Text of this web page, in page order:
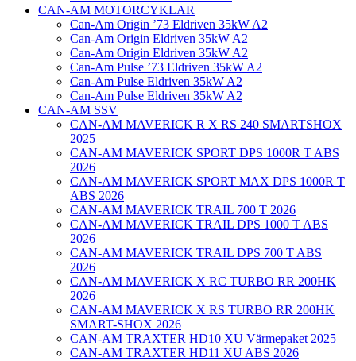
CAN-AM MOTORCYKLAR
Can-Am Origin ’73 Eldriven 35kW A2
Can-Am Origin Eldriven 35kW A2
Can-Am Origin Eldriven 35kW A2
Can-Am Pulse ’73 Eldriven 35kW A2
Can-Am Pulse Eldriven 35kW A2
Can-Am Pulse Eldriven 35kW A2
CAN-AM SSV
CAN-AM MAVERICK R X RS 240 SMARTSHOX
2025
CAN-AM MAVERICK SPORT DPS 1000R T ABS
2026
CAN-AM MAVERICK SPORT MAX DPS 1000R T
ABS 2026
CAN-AM MAVERICK TRAIL 700 T 2026
CAN-AM MAVERICK TRAIL DPS 1000 T ABS
2026
CAN-AM MAVERICK TRAIL DPS 700 T ABS
2026
CAN-AM MAVERICK X RC TURBO RR 200HK
2026
CAN-AM MAVERICK X RS TURBO RR 200HK
SMART-SHOX 2026
CAN-AM TRAXTER HD10 XU Värmepaket 2025
CAN-AM TRAXTER HD11 XU ABS 2026